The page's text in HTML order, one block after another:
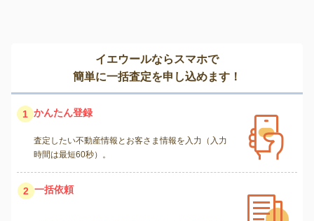
イエウールならスマホで
簡単に一括査定を申し込めます！
1 かんたん登録
査定したい不動産情報とお客さま情報を入力（入力
時間は最短60秒）。
2 一括依頼